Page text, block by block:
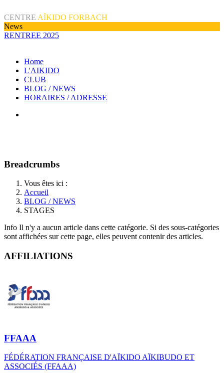
CENTRE AÏKIDO FORBACH
News
RENTREE 2025
Home
L'AIKIDO
CLUB
BLOG / NEWS
HORAIRES / ADRESSE
Breadcrumbs
Vous êtes ici :
Accueil
BLOG / NEWS
STAGES
Info Il n'y a aucun article dans cette catégorie. Si des sous-catégories
sont affichées sur cette page, elles peuvent contenir des articles.
AFFILIATIONS
FFAAA
FÉDÉRATION FRANÇAISE D'AÏKIDO AÏKIBUDO ET
ASSOCIÉS (FFAAA)